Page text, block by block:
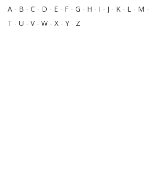
A - B - C - D - E - F - G - H - I - J - K - L - M -
T - U - V- W - X - Y - Z